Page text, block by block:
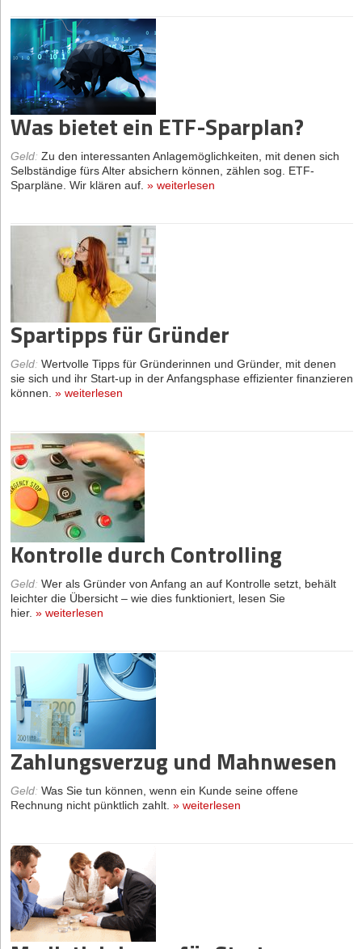
Was bietet ein ETF-Sparplan?
Geld: Zu den interessanten Anlagemöglichkeiten, mit denen sich
Selbständige fürs Alter absichern können, zählen sog. ETF-
Sparpläne. Wir klären auf. » weiterlesen
Spartipps für Gründer
Geld: Wertvolle Tipps für Gründerinnen und Gründer, mit denen
sie sich und ihr Start-up in der Anfangsphase effizienter finanzieren
können. » weiterlesen
Kontrolle durch Controlling
Geld: Wer als Gründer von Anfang an auf Kontrolle setzt, behält
leichter die Übersicht – wie dies funktioniert, lesen Sie
hier. » weiterlesen
Zahlungsverzug und Mahnwesen
Geld: Was Sie tun können, wenn ein Kunde seine offene
Rechnung nicht pünktlich zahlt. » weiterlesen